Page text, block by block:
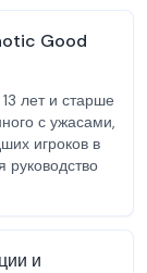
Good
лет и старше
с ужасами,
игроков в
руководство
и